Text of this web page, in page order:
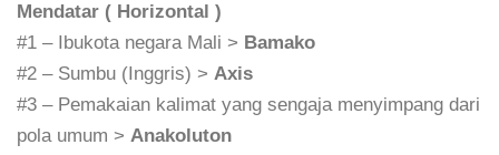
Mendatar ( Horizontal )
#1 – Ibukota negara Mali > Bamako
#2 – Sumbu (Inggris) > Axis
#3 – Pemakaian kalimat yang sengaja menyimpang dari
pola umum > Anakoluton